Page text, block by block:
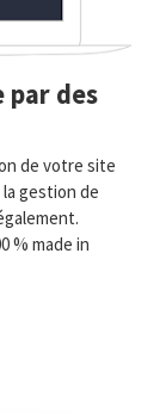
par des
de votre site
gestion de
% made in